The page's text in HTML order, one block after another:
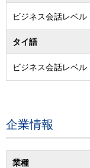
ビジネス会話レベル
タイ語
ビジネス会話レベル
企業情報
業種